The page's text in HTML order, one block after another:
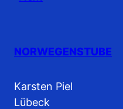
NORWEGENSTUBE
Karsten Piel
Lübeck